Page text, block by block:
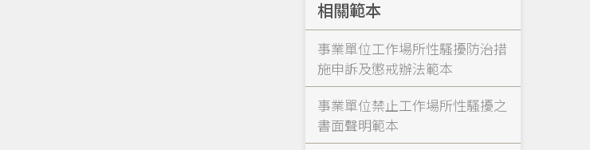
相關範本
事業單位工作場所性騷擾防治措
施申訴及懲戒辦法範本
事業單位禁止工作場所性騷擾之
書面聲明範本